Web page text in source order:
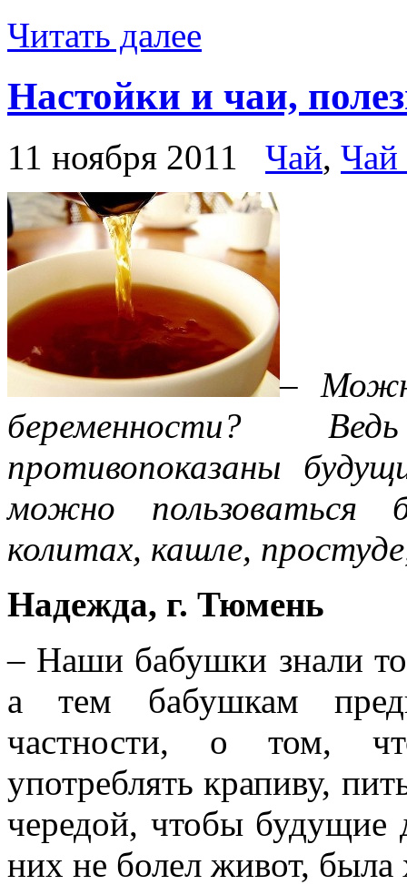
Читать далее
Настойки и чаи,
11 ноября 2011 Чай, Чай
–
беременности?
противопоказаны
можно пользоваться
колитах, кашле,
Надежда, г. Тюмень
– Наши бабушки знали
а тем бабушкам
частности, о том,
употреблять крапиву,
чередой, чтобы будущие
них не болел живот,